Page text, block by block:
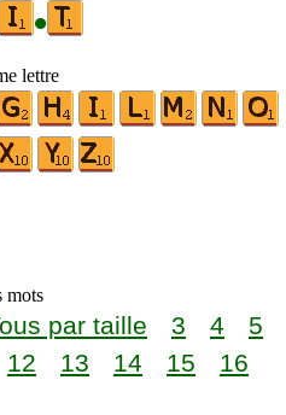
•
lettre
mots
par taille 3 4
5
12 13 14 15
16